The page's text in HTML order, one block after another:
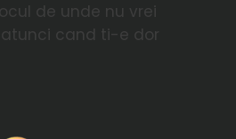
de unde nu vrei
cand ti-e dor